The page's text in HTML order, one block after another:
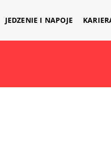
JEDZENIE I NAPOJE